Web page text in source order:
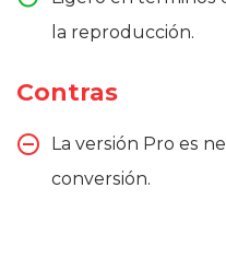
la reproducción.
Contras
La versión Pro es
conversión.